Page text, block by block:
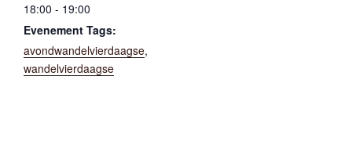
18:00 - 19:00
Evenement Tags:
avondwandelvierdaagse,
wandelvierdaagse